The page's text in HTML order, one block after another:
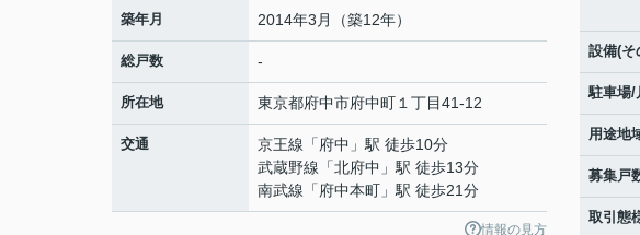
築年月 2014年3月（築12年）
総戸数 -
所在地 東京都府中市府中町 １丁目41-12
交通 京王線 「府中 」駅 徒歩10分
武蔵野線 「北府中 」駅 徒歩13分
南武線 「府中本町 」駅 徒歩21分
情報の見方
設備(そ
駐車場/
用途地
募集戸
取引態